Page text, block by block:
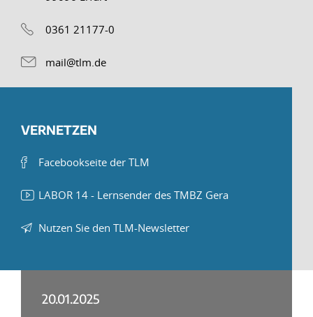
0361 21177-0
mail@tlm.de
VERNETZEN
Facebookseite der TLM
LABOR 14 - Lernsender des TMBZ Gera
Nutzen Sie den TLM-Newsletter
20.01.2025